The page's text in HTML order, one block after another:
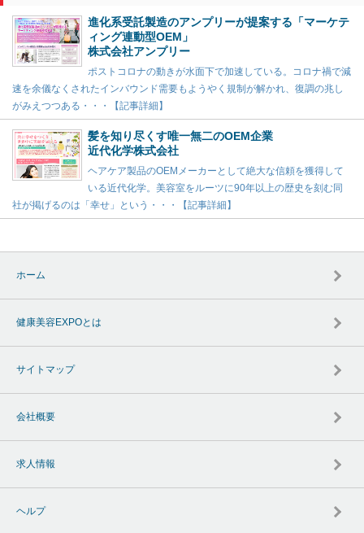
進化系受託製造のアンプリーが提案する「マーケテ
ィング連動型OEM」
株式会社アンプリー
ポストコロナの動きが水面下で加速している。コロナ禍で減
速を余儀なくされたインバウンド需要もようやく規制が解かれ、復調の兆し
がみえつつある・・・【記事詳細】
髪を知り尽くす唯一無二のOEM企業
近代化学株式会社
ヘアケア製品のOEMメーカーとして絶大な信頼を獲得して
いる近代化学。美容室をルーツに90年以上の歴史を刻む同
社が掲げるのは「幸せ」という・・・【記事詳細】
ホーム
健康美容EXPOとは
サイトマップ
会社概要
求人情報
ヘルプ